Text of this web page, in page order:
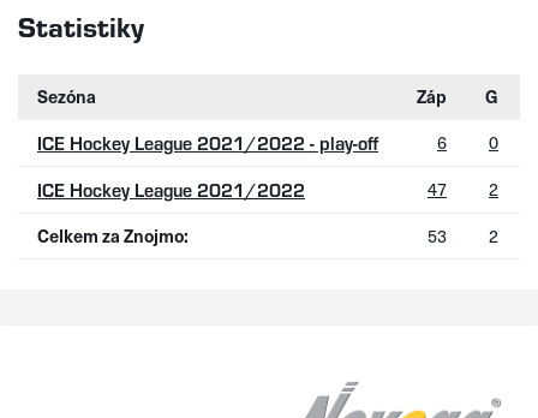
Statistiky
Sezóna Záp G
ICE Hockey League 2021/2022 - play-off 6 0
ICE Hockey League 2021/2022 47 2
Celkem za Znojmo:
53 2